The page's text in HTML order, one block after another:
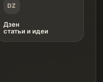
DZ
Дзен
статьи и идеи